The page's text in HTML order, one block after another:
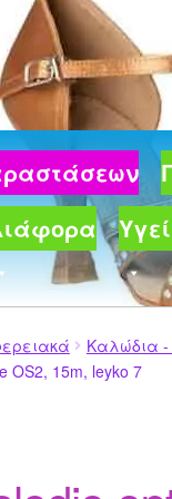
Καλώδια -
OS2, 15m, leyko 7